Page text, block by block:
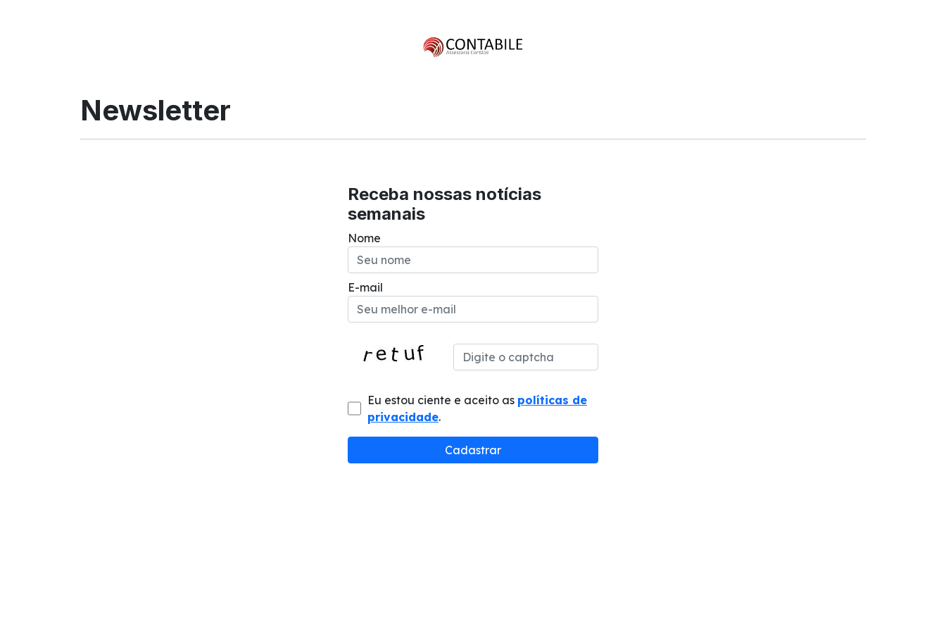
Newsletter
Receba nossas notícias
semanais
Nome
E-mail
Eu estou ciente e aceito as políticas de
privacidade.
Cadastrar